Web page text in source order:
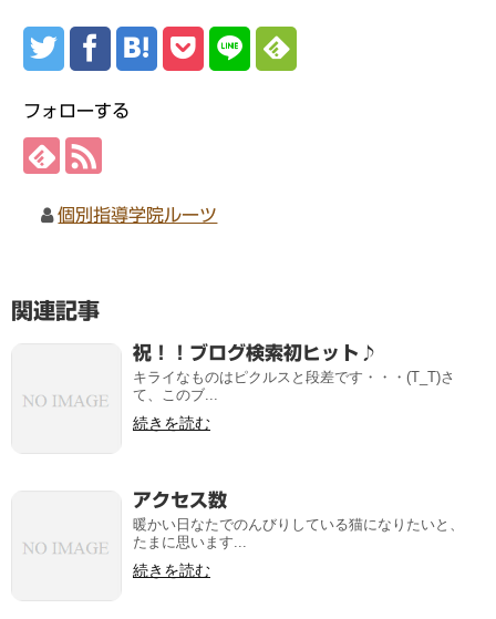
フォローする
個別指導学院ルーツ
関連記事
祝！！ブログ検索初ヒット♪
キライなものはピクルスと段差です・・・(T_T)さ
て、このブ...
続きを読む
アクセス数
暖かい日なたでのんびりしている猫になりたいと、
たまに思います...
続きを読む